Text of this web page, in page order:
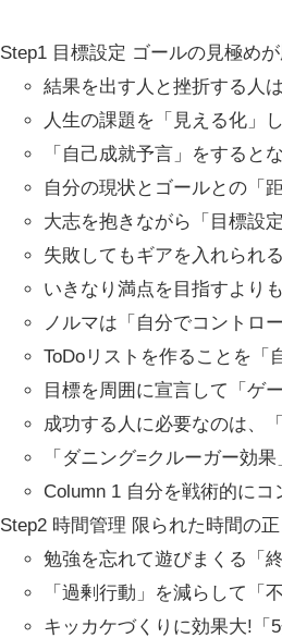
Step1 目標設定 ゴールの見極め
結果を出す人と挫折する人
人生の課題を「見える化」
「自己成就予言」をすると
自分の現状とゴールとの「
大志を抱きながら「目標設
失敗してもギアを入れられ
いきなり満点を目指すより
ノルマは「自分でコントロ
ToDoリストを作ることを「
目標を周囲に宣言して「ゲ
成功する人に必要なのは、
「ダニング=クルーガー効
Column 1 自分を戦術的に
Step2 時間管理 限られた時間の
勉強を忘れて遊びまくる「
「過剰行動」を減らして「
キッカケづくりに効果大!「5